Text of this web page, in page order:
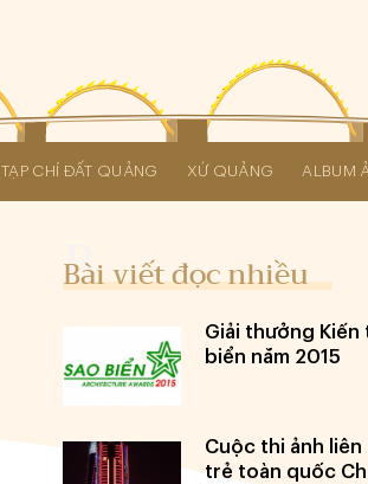
TẠP CHÍ ĐẤT QUẢNG XỨ QUẢNG ALBUM
Bài viết đọc nhiều
Giải thưởng Kiến
biển năm 2015
Cuộc thi ảnh liên
trẻ toàn quốc